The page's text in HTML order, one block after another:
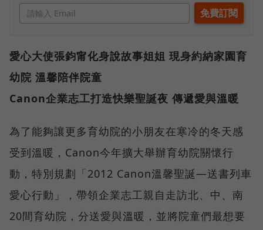
愛心大使張鈞甯化身說故事姐姐 現身約納家園育
幼院 溫馨陪伴院童
Canon企業志工打造快樂聖誕夜 傳遞愛與溫暖
為了能夠讓更多育幼院的小朋友在寒冷的冬天感
受到溫暖，Canon今年擴大舉辦育幼院關懷行
動，特別規劃「2012 Canon溫馨聖誕—送書列車
愛心行動」，帶領企業志工親自走訪北、中、南
20間育幼院，分送愛與溫暖，並將院童們最想要